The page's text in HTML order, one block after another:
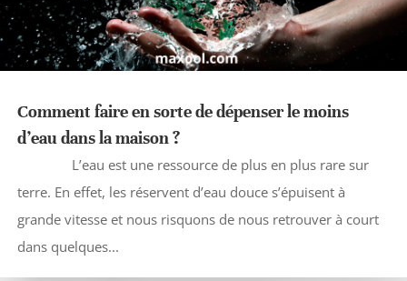
Comment faire en sorte de dépenser le moins
d’eau dans la maison ?
L’eau est une ressource de plus en plus rare sur
terre. En effet, les réservent d’eau douce s’épuisent à
grande vitesse et nous risquons de nous retrouver à court
dans quelques...